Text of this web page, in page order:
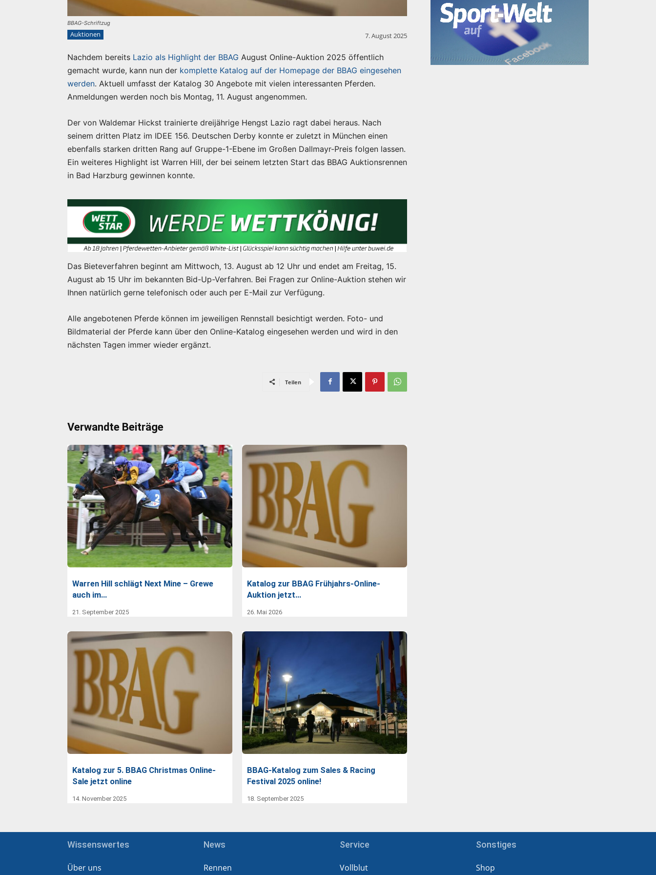
BBAG-Schriftzug
Auktionen 7. August 2025
Nachdem bereits Lazio als Highlight der BBAG August Online-Auktion 2025 öffentlich
gemacht wurde, kann nun der komplette Katalog auf der Homepage der BBAG eingesehen
werden. Aktuell umfasst der Katalog 30 Angebote mit vielen interessanten Pferden.
Anmeldungen werden noch bis Montag, 11. August angenommen.
Der von Waldemar Hickst trainierte dreijährige Hengst Lazio ragt dabei heraus. Nach
seinem dritten Platz im IDEE 156. Deutschen Derby konnte er zuletzt in München einen
ebenfalls starken dritten Rang auf Gruppe-1-Ebene im Großen Dallmayr-Preis folgen lassen.
Ein weiteres Highlight ist Warren Hill, der bei seinem letzten Start das BBAG Auktionsrennen
in Bad Harzburg gewinnen konnte.
Das Bieteverfahren beginnt am Mittwoch, 13. August ab 12 Uhr und endet am Freitag, 15.
August ab 15 Uhr im bekannten Bid-Up-Verfahren. Bei Fragen zur Online-Auktion stehen wir
Ihnen natürlich gerne telefonisch oder auch per E-Mail zur Verfügung.
Alle angebotenen Pferde können im jeweiligen Rennstall besichtigt werden. Foto- und
Bildmaterial der Pferde kann über den Online-Katalog eingesehen werden und wird in den
nächsten Tagen immer wieder ergänzt.
Teilen
Verwandte Beiträge
Warren Hill schlägt Next Mine – Grewe
auch im…
21. September 2025
Katalog zur BBAG Frühjahrs-Online-
Auktion jetzt…
26. Mai 2026
Katalog zur 5. BBAG Christmas Online-
Sale jetzt online
14. November 2025
BBAG-Katalog zum Sales & Racing
Festival 2025 online!
18. September 2025
Wissenswertes
Über uns
News
Rennen
Service
Vollblut
Sonstiges
Shop